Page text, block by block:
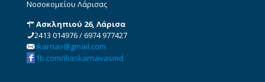
Νοσοκομείου Λάρισας
Ασκληπιού 26, Λάρισα
2413 014976/6974 977427
ikarnav@gmail.com
fb.com/iliaskarnavasmd